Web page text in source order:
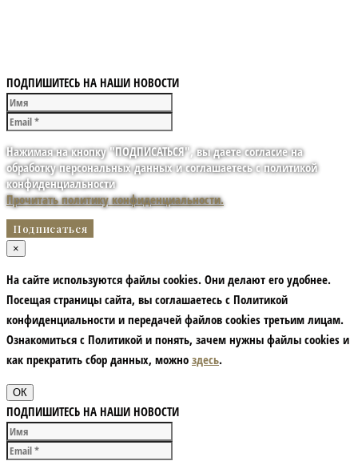
ПОДПИШИТЕСЬ НА НАШИ НОВОСТИ
Нажимая на кнопку "ПОДПИСАТЬСЯ", вы даете согласие на
обработку персональных данных и соглашаетесь с политикой
конфиденциальности
Прочитать политику конфиденциальности.
×
На сайте используются файлы cookies. Они делают его удобнее.
Посещая страницы сайта, вы соглашаетесь с Политикой
конфиденциальности и передачей файлов cookies третьим лицам.
Ознакомиться с Политикой и понять, зачем нужны файлы сookies и
как прекратить сбор данных, можно здесь.
ОК
ПОДПИШИТЕСЬ НА НАШИ НОВОСТИ